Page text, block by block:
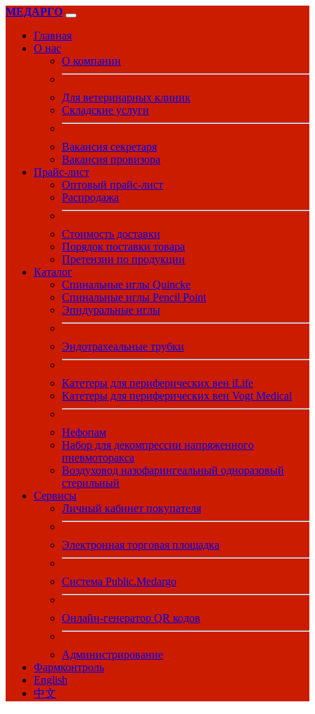
МЕДАРГО
Главная
О нас
О компании
Для ветеринарных клиник
Складские услуги
Вакансия секретаря
Вакансия провизора
Прайс-лист
Оптовый прайс-лист
Распродажа
Стоимость доставки
Порядок поставки товара
Претензии по продукции
Каталог
Спинальные иглы Quincke
Спинальные иглы Pencil Point
Эпидуральные иглы
Эндотрахеальные трубки
Катетеры для периферических вен iLife
Катетеры для периферических вен Vogt Medical
Нефопам
Набор для декомпрессии напряженного
пневмоторакса
Воздуховод назофарингеальный одноразовый
стерильный
Сервисы
Личный кабинет покупателя
Электронная торговая площадка
Система Public.Medargo
Онлайн-генератор QR кодов
Администрирование
Фармконтроль
English
中文